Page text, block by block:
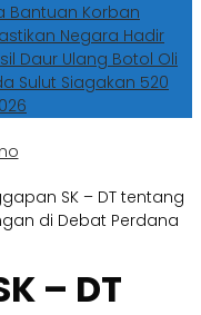
Bantuan Korban
Negara Hadir
Daur Ulang Botol Oli
Sulut Siagakan 520
SK – DT tentang
di Debat Perdana
– DT